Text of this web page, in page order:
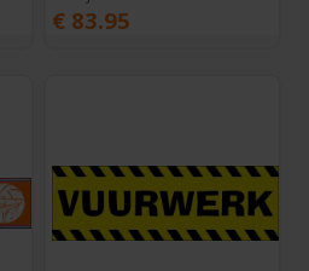
€ 83.95